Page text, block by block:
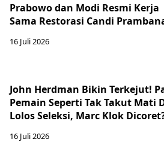
Prabowo dan Modi Resmi Kerja
Sama Restorasi Candi
16 Juli 2026
John Herdman Bikin Terkejut!
Pemain Seperti Tak Takut Mati
Lolos Seleksi, Marc Klok
16 Juli 2026